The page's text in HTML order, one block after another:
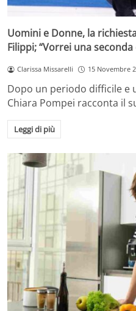
Uomini e Donne, la
Filippi; “Vorrei una seconda
Clarissa Missarelli 15 Novembre
Dopo un periodo difficile e
Chiara Pompei racconta il
Leggi di più